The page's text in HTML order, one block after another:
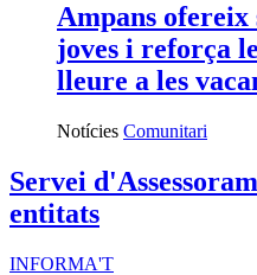
Ampans
joves i reforça
lleure a les
Notícies Comunitari
Servei
entitats
INFORMA'T